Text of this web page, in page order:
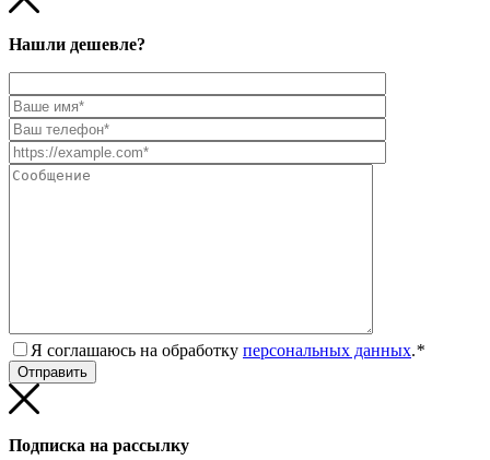
Нашли дешевле?
Я соглашаюсь на обработку персональных данных.*
Подписка на рассылку